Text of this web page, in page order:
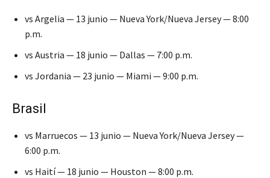
vs Argelia — 13 junio — Nueva York/Nueva Jersey — 8:00
p.m.
vs Austria — 18 junio — Dallas — 7:00 p.m.
vs Jordania — 23 junio — Miami — 9:00 p.m.
Brasil
vs Marruecos — 13 junio — Nueva York/Nueva Jersey —
6:00 p.m.
vs Haití — 18 junio — Houston — 8:00 p.m.